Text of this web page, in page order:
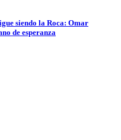
siendo la Roca: Omar
de esperanza